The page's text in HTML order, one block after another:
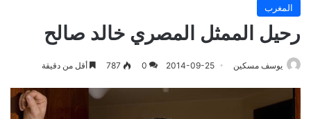
المغرب
رحيل الممثل المصري خالد صالح
يوسف مسكين 2014-09-25
0
787 أقل من دقيقة